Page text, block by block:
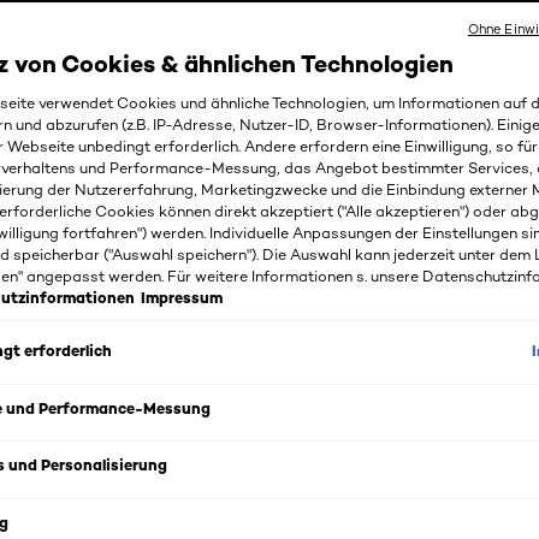
PRÄSENTIERT: DIE HOUSES
RICHE.
intensive Pflege? Seit es COLOR RICHE SATIN gibt,
Die Ikone unter den L’Oréal Paris Lippenstiften
75% pflegenden Inhaltsstoffen. Deine Lippen werden
zu 12 Stunden mit Feuchtigkeit versorgt. Unterteilt sind
Sie stehen repräsentativ für 5 Eigenschaften starker
diese Eigenschaften der Welt zu zeigen: Rot für
Unabhängigkeit, Koralle für Selbstbewusstsein und Violet
von Cookies & ähnlichen Technologien
verwendet Cookies und ähnliche Technologien, um Informationen auf
und abzurufen (z.B. IP-Adresse, Nutzer-ID, Browser-Informationen).
Webseite unbedingt erforderlich. Andere erfordern eine Einwilligung, so
und Performance-Messung, das Angebot bestimmter Services,
der Nutzererfahrung, Marketingzwecke und die Einbindung externer
Cookies können direkt akzeptiert ("Alle akzeptieren") oder
fortfahren") werden. Individuelle Anpassungen der Einstellungen
speicherbar ("Auswahl speichern"). Die Auswahl kann jederzeit unter dem
angepasst werden. Für weitere Informationen s. unsere
Impressum
erforderlich
und Performance-Messung
und Personalisierung
Ohne